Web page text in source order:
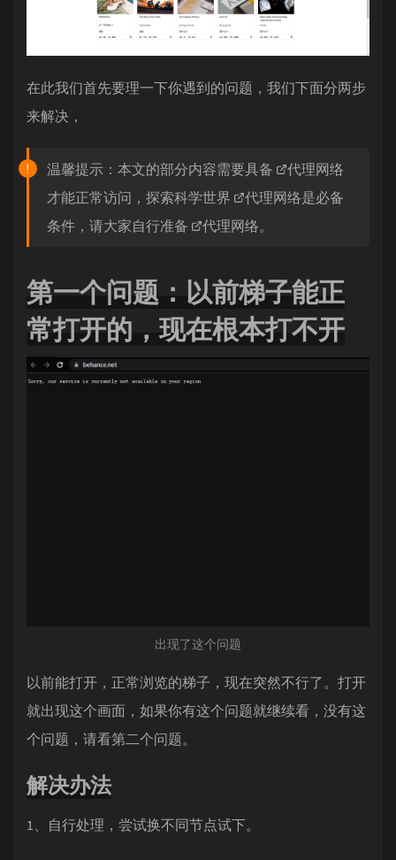
在此我们首先要理一下你遇到的问题，我们下面分两步
来解决，
温馨提示：本文的部分内容需要具备
代理网络
才能正常访问，探索科学世界
代理网络是必备
条件，请大家自行准备
代理网络。
第一个问题：以前梯子能正
常打开的，现在根本打不开
出现了这个问题
以前能打开，正常浏览的梯子，现在突然不行了。打开
就出现这个画面，如果你有这个问题就继续看，没有这
个问题，请看第二个问题。
解决办法
1、自行处理，尝试换不同节点试下。